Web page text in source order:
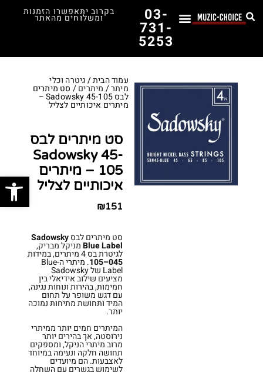
03-
731-
5253
בקרוב יתאפשרו הזמנות
ומשלוחים מהאתר
עמוד הבית/גיטרה וכלי
מיתר/ מיתרים/ סט מיתרים
לבס Sadowsky 45-105 –
מיתרים איכותיים לצליל
סט מיתרים לבס
Sadowsky 45-
105 – מיתרים
איכותיים לצליל
₪151
סט מיתרים לבסSadowsky
Blue Labelמניקל מבריק,
לגיטרת בס 4 מיתרים, במידות
045–105 . מיתרי ה-Blue
Label של Sadowsky
מציעים שילוב אידיאלי בין
חמימות, בהירות ונוחות נגינה,
עם דגש משופר על תחום
המיד ותחושת מתיחות נמוכה
יותר.
המיתרים חמים יותר ממיתרי
נירוסטה, אך בהירים יותר
מרוב מיתרי הניקל, ומספקים
תחושה חלקה ונעימה במיוחד
לאצבעות. הם מיועדים
לשימוש בגשרים עם השחלה
פתח